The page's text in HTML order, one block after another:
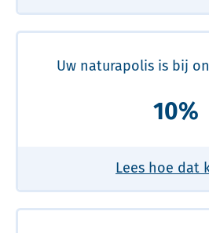
Uw naturapolis is bij
10%
Lees hoe dat